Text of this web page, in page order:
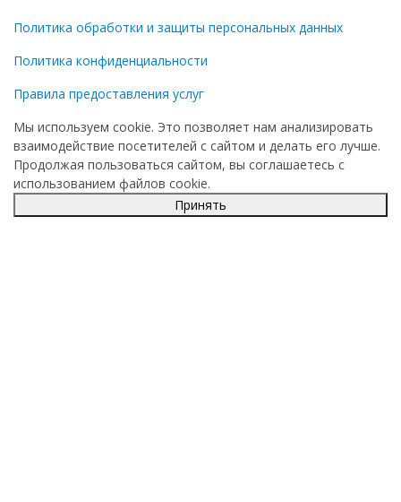
Политика обработки и защиты персональных данных
Политика конфиденциальности
Правила предоставления услуг
Мы используем cookie. Это позволяет нам анализировать
взаимодействие посетителей с сайтом и делать его лучше.
Продолжая пользоваться сайтом, вы соглашаетесь с
использованием файлов cookie.
Принять